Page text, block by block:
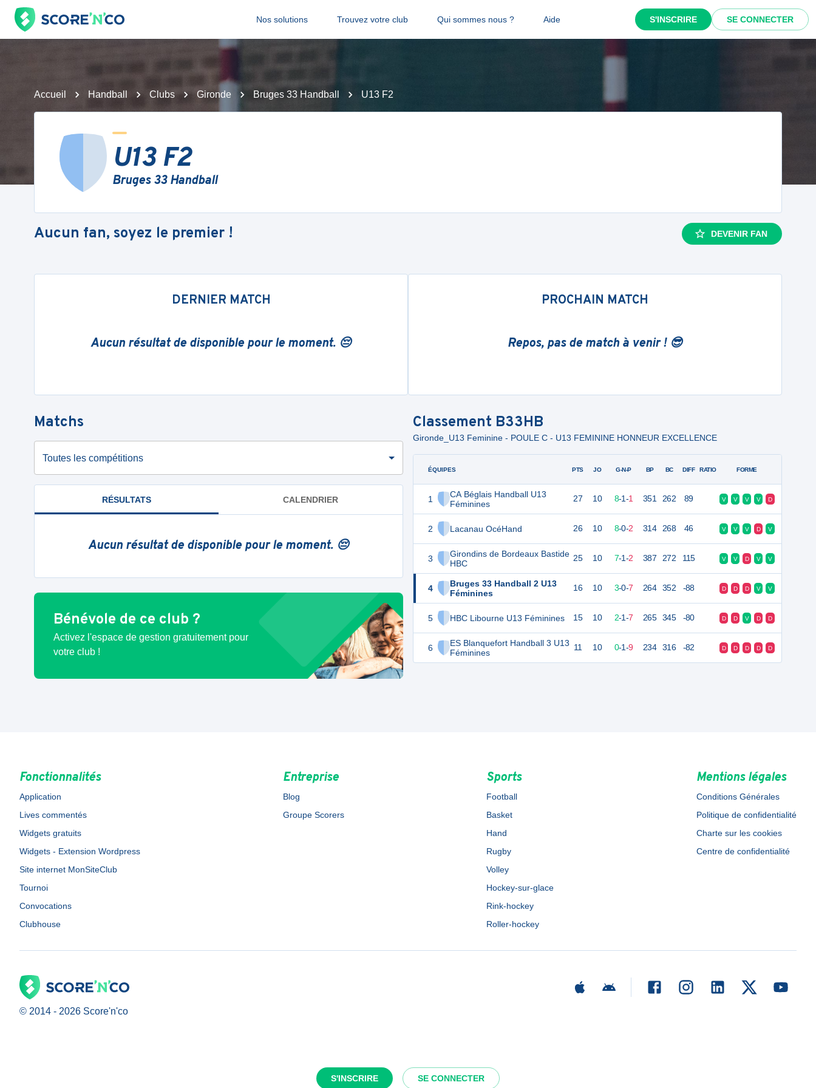
Nos solutions Trouvez votre club Qui sommes nous ? Aide S'INSCRIRE SE CONNECTER
S'INSCRIRE SE CONNECTER
Accueil Handball Clubs Gironde Bruges 33 Handball U13 F2
U13 F2
Bruges 33 Handball
Aucun fan, soyez le premier ! DEVENIR FAN
DERNIER MATCH
Aucun résultat de disponible pour le moment. 😔
PROCHAIN MATCH
Repos, pas de match à venir ! 😎
Matchs
Toutes les compétitions
RÉSULTATS CALENDRIER
Aucun résultat de disponible pour le moment. 😔
Bénévole de ce club ?
Activez l'espace de gestion gratuitement pour
votre club !
Classement B33HB
Gironde_U13 Feminine - POULE C - U13 FEMININE HONNEUR EXCELLENCE
ÉQUIPES
1
CA Béglais Handball U13
Féminines
2 Lacanau OcéHand
3
Girondins de Bordeaux Bastide
HBC
4
Bruges 33 Handball 2 U13
Féminines
5 HBC Libourne U13 Féminines
6
ES Blanquefort Handball 3 U13
Féminines
PTS JO G-N-P BP BC DIFF RATIO FORME
27 10 8-1-1 351 262 89 V V V V D
26 10 8-0-2 314 268 46 V V V D V
25 10 7-1-2 387 272 115 V V D V V
16 10 3-0-7 264 352 -88 D D D V V
15 10 2-1-7 265 345 -80 D D V D D
11 10 0-1-9 234 316 -82 D D D D D
Fonctionnalités
Application
Lives commentés
Widgets gratuits
Widgets - Extension Wordpress
Site internet MonSiteClub
Tournoi
Convocations
Clubhouse
Entreprise
Blog
Groupe Scorers
Sports
Football
Basket
Hand
Rugby
Volley
Hockey-sur-glace
Rink-hockey
Roller-hockey
Mentions légales
Conditions Générales
Politique de confidentialité
Charte sur les cookies
Centre de confidentialité
© 2014 - 2026 Score'n'co